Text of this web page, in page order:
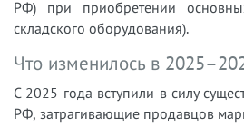
РФ) при приобретении
складского оборудования).
Что изменилось в
С 2025 года вступили в силу
РФ, затрагивающие продавцов